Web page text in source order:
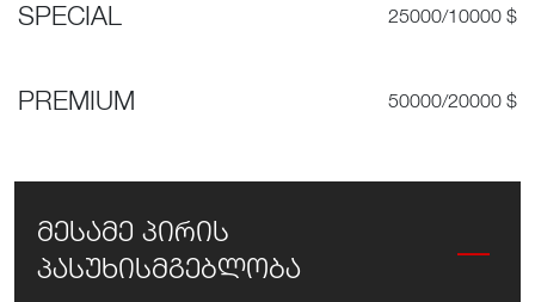
SPECIAL 25000/10000 $
PREMIUM 50000/20000 $
მესამე პირის
პასუხისმგებლობა